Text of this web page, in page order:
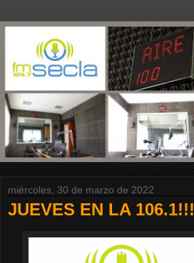
miércoles, 30 de marzo de 2022
JUEVES EN LA 106.1!!!